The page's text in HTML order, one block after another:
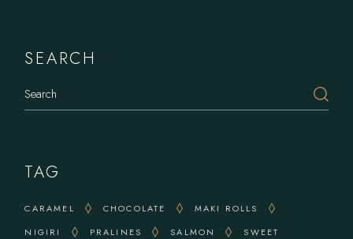
SEARCH
TAG
CARAMEL CHOCOLATE
MAKI ROLLS
NIGIRI
PRALINES SALMON SWEET